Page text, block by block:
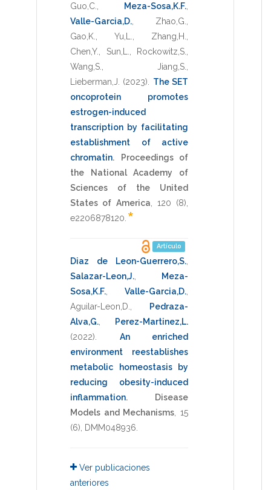
Guo,C. Meza-Sosa,K.F.
Valle-Garcia,D.
Zhao,G.
Gao,K.
Yu,L. Zhang,H.
Chen,Y.
Sun,L. Rockowitz,S.
Wang,S.
Jiang,S.
Lieberman,J.
(2023)
The SET
oncoprotein promotes
estrogen-induced
transcription by facilitating
establishment of active
chromatin.
Proceedings of
the National Academy of
Sciences of the United
States of America
120 (8),
e2206878120 *
Artículo
Diaz de Leon-Guerrero,S.
Salazar-Leon,J.
Meza-
Sosa,K.F.
Valle-Garcia,D.
Aguilar-Leon,D.
Pedraza-
Alva,G.
Perez-Martinez,L.
(2022)
An enriched
environment reestablishes
metabolic homeostasis by
reducing obesity-induced
inflammation.
Disease
Models and Mechanisms ,15
(6), DMM048936
Ver publicaciones
anteriores